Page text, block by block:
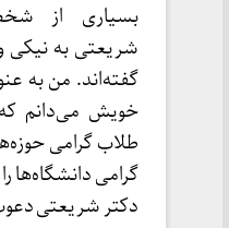
بسیاری از
شریعتی به
گفته‌اند. من به
خویش می‌دانم
طلاب گرامی
گرامی دانشگاه‌ها
دکتر شریعتی